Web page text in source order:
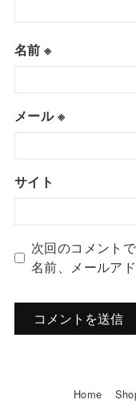
名前※
メール※
サイト
次回のコメント
名前、メールア
Home